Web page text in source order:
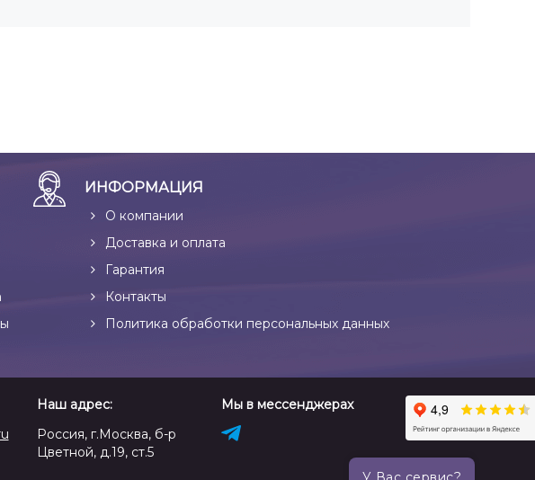
ИНФОРМАЦИЯ
О компании
Доставка и оплата
Гарантия
Контакты
Политика обработки персональных данных
Наш адрес:
Россия, г.Москва, б-р
Цветной, д.19, ст.5
Мы в мессенджерах